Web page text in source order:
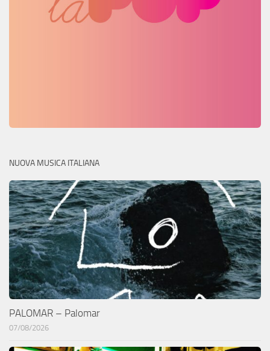
NUOVA MUSICA ITALIANA
PALOMAR – Palomar
07/08/2026